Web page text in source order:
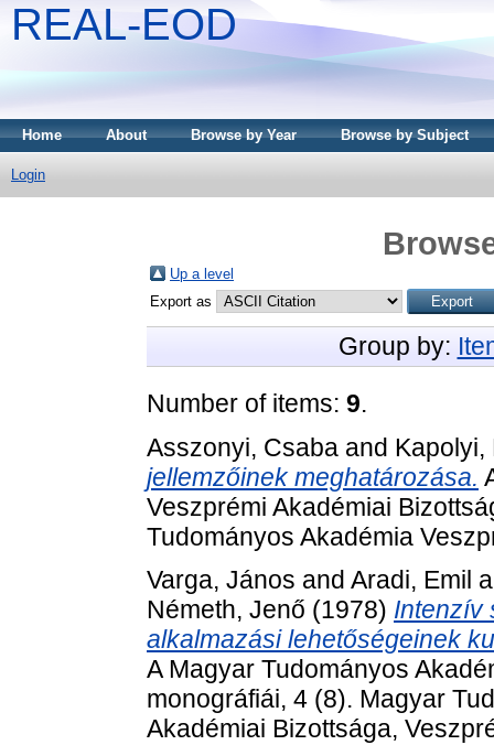
REAL-EOD
Home About Browse by Year Browse by Subject
Login
Up a level
Export as
Group by:
Number of items: 9.
Asszonyi, Csaba and Kapolyi,
jellemzőinek meghatározása.
Veszprémi Akadémiai
Tudományos Akadémia
Varga, János and Aradi, Emil
Németh, Jenő (1978) Intenzív
alkalmazási lehetőségeinek
A Magyar Tudományos
monográfiái, 4 (8). Magyar
Akadémiai Bizottsága,